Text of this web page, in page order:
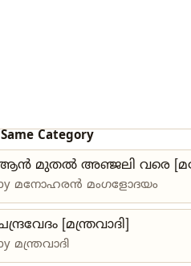
Same Category
മുതൽ അഞ്ജലി വരെ
മനോഹരൻ മംഗളോദയം
[മന്ത്രവാദി]
മന്ത്രവാദി